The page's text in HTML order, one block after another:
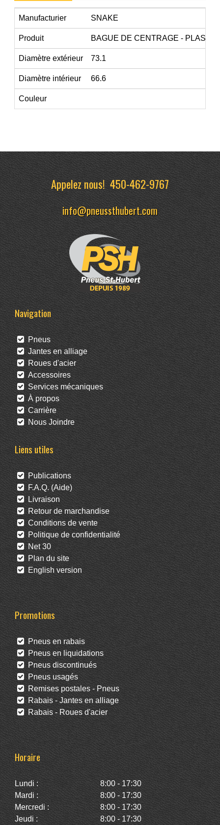
Manufacturier SNAKE
Produit BAGUE DE CENTRAGE -
Diamètre extérieur 73.1
Diamètre intérieur 66.6
Couleur
Appelez nous!450-462-9767
info@pneussthubert.com
Navigation
Pneus
Jantes en alliage
Roues d'acier
Accessoires
Services mécaniques
À propos
Carrière
Nous Joindre
Liens utiles
Publications
F.A.Q. (Aide)
Livraison
Retour de marchandise
Conditions de vente
Politique de confidentialité
Net 30
Plan du site
English version
Promotions
Pneus en rabais
Pneus en liquidations
Pneus discontinués
Pneus usagés
Remises postales - Pneus
Rabais - Jantes en alliage
Rabais - Roues d'acier
Horaire
Lundi :
8:00 - 17:30
Mardi :
8:00 - 17:30
Mercredi :
8:00 - 17:30
Jeudi :
8:00 - 17:30